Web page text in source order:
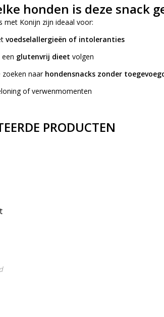
honden is deze snack
met Konijn zijn ideaal voor:
voedselallergieën of intoleranties
glutenvrij dieet volgen
zoeken naar hondensnacks zonder
of verwenmomenten
PRODUCTEN